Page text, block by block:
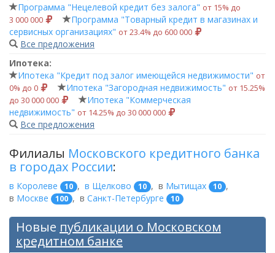
Программа "Нецелевой кредит без залога" от 15% до
3 000 000
Программа "Товарный кредит в магазинах и
сервисных организациях" от 23.4% до 600 000
Все предложения
Ипотека:
Ипотека "Кредит под залог имеющейся недвижимости" от
0% до 0
Ипотека "Загородная недвижимость" от 15.25%
до 30 000 000
Ипотека "Коммерческая
недвижимость" от 14.25% до 30 000 000
Все предложения
Филиалы Московского кредитного банка
в городах России:
в Королеве 10 , в Щелково 10 , в Мытищах 10 ,
в Москве 100 , в Санкт-Петербурге 10
Новые публикации о Московском
кредитном банке